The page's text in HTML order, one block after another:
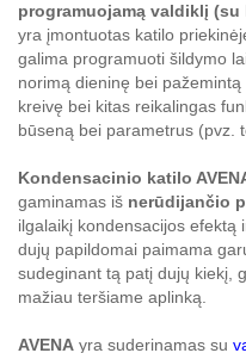
programuojamą valdiklį
yra įmontuotas katilo
galima programuoti šildymo
norimą dieninę bei
kreivę bei kitas reikalingas
būseną bei parametrus (pvz.
Kondensacinio katilo
gaminamas iš nerūdijančio
ilgalaikį kondensacijos efektą
dujų papildomai paimama
sudeginant tą patį dujų kiekį,
mažiau teršiame aplinką.
AVENA yra suderinamas su